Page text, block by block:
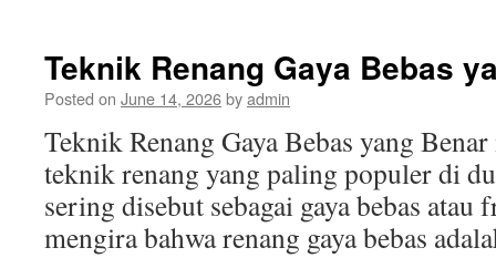
Teknik Renang Gaya Bebas
Posted on June 14, 2026byadmin
Teknik Renang Gaya Bebas yang
teknik renang yang paling populer di
sering disebut sebagai gaya bebas atau
mengira bahwa renang gaya bebas